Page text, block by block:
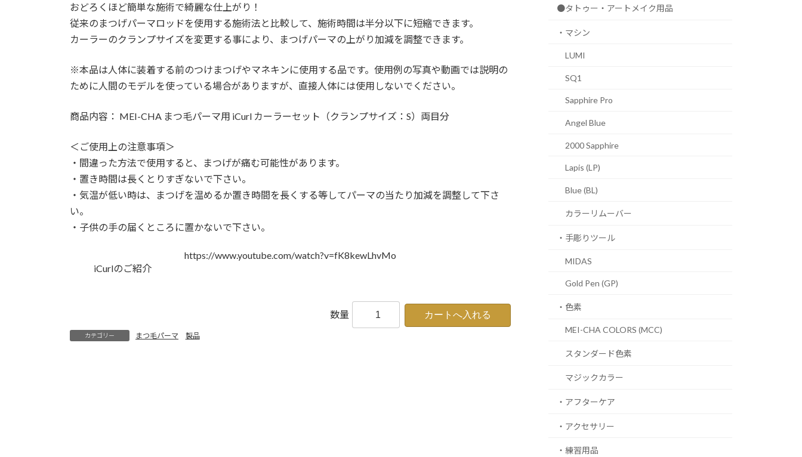
おどろくほど簡単な施術で綺麗な仕上がり！
従来のまつげパーマロッドを使用する施術法と比較して、施術時間は半分以下に短縮できます。
カーラーのクランプサイズを変更する事により、まつげパーマの上がり加減を調整できます。
※本品は人体に装着する前のつけまつげやマネキンに使用する品です。使用例の写真や動画では説明の
ために人間のモデルを使っている場合がありますが、直接人体には使用しないでください。
商品内容： MEI-CHA まつ毛パーマ用 iCurl カーラーセット（クランプサイズ：S）両目分
＜ご使用上の注意事項＞
・間違った方法で使用すると、まつげが痛む可能性があります。
・置き時間は長くとりすぎないで下さい。
・気温が低い時は、まつげを温めるか置き時間を長くする等してパーマの当たり加減を調整して下さ
い。
・子供の手の届くところに置かないで下さい。
https://www.youtube.com/watch?v=fK8kewLhvMo
iCurlのご紹介
数量
カテゴリー まつ毛パーマ 製品
●タトゥー・アートメイク用品
・マシン
LUMI
SQ1
Sapphire Pro
Angel Blue
2000 Sapphire
Lapis (LP)
Blue (BL)
カラーリムーバー
・手彫りツール
MIDAS
Gold Pen (GP)
・色素
MEI-CHA COLORS (MCC)
スタンダード色素
マジックカラー
・アフターケア
・アクセサリー
・練習用品